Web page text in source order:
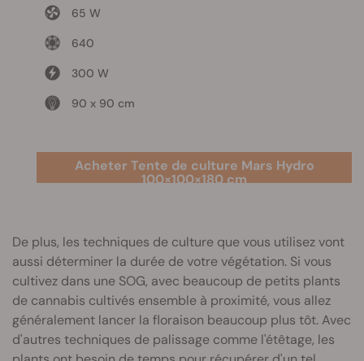
65 W
640
300 W
90 x 90 cm
Acheter Tente de culture Mars Hydro
100×100×180 cm
De plus, les techniques de culture que vous utilisez vont
aussi déterminer la durée de votre végétation. Si vous
cultivez dans une SOG, avec beaucoup de petits plants
de cannabis cultivés ensemble à proximité, vous allez
généralement lancer la floraison beaucoup plus tôt. Avec
d'autres techniques de palissage comme l'étêtage, les